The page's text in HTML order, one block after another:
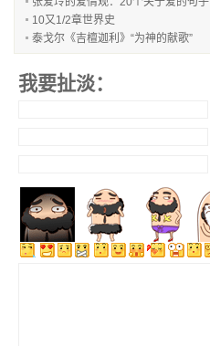
10又1/2章世界史
泰戈尔《吉檀迦利》“为神的献歌”
我要扯淡：